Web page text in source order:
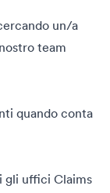
un/a
team
quando conta
gli uffici Claims